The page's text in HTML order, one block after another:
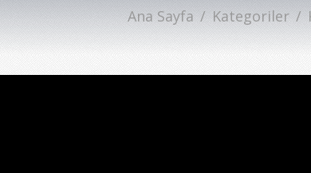
Ana Sayfa Kategoriler